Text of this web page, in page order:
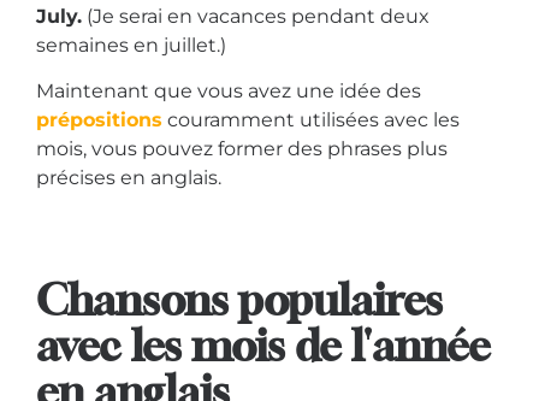
July. (Je serai en vacances pendant deux
semaines en juillet.)
Maintenant que vous avez une idée des
prépositions couramment utilisées avec les
mois, vous pouvez former des phrases plus
précises en anglais.
Chansons populaires
avec les mois de l'année